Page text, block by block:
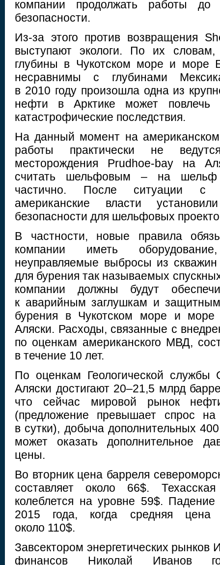
компании продолжать работы до
безопасности.
Из-за этого против возвращения
выступают экологи. По их
глубины в Чукотском море и море
несравнимы с глубинами
в 2010 году произошла одна из
нефти в Арктике может
катастрофические последствия.
На данный момент на
работы практически не
месторождения Prudhoe-bay на
считать шельфовым – на
частично. После ситуации с
американские власти
безопасности для шельфовых
В частности, новые правила
компании иметь
неуправляемые выбросы из скважин
для бурения так называемых
компании должны будут
к аварийным заглушкам и
бурения в Чукотском море и
Аляски. Расходы, связанные с
по оценкам американского МВД,
в течение 10 лет.
По оценкам Геологической
Аляски достигают 20–21,5 млрд
что сейчас мировой рынок
(предложение превышает спрос
в сутки), добыча дополнительных
может оказать дополнительное
цены.
Во вторник цена барреля
составляет около 66$.
колеблется на уровне 59$.
2015 года, когда средняя цена
около 110$.
Завсектором энергетических рынков
финансов Николай Иванов